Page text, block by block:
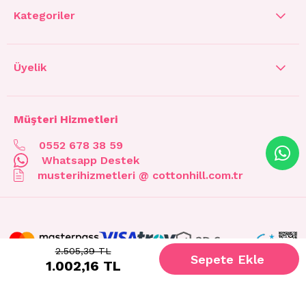
Kategoriler
Üyelik
Müşteri Hizmetleri
0552 678 38 59
Whatsapp Destek
musterihizmetleri @ cottonhill.com.tr
2.505,39 TL
1.002,16 TL